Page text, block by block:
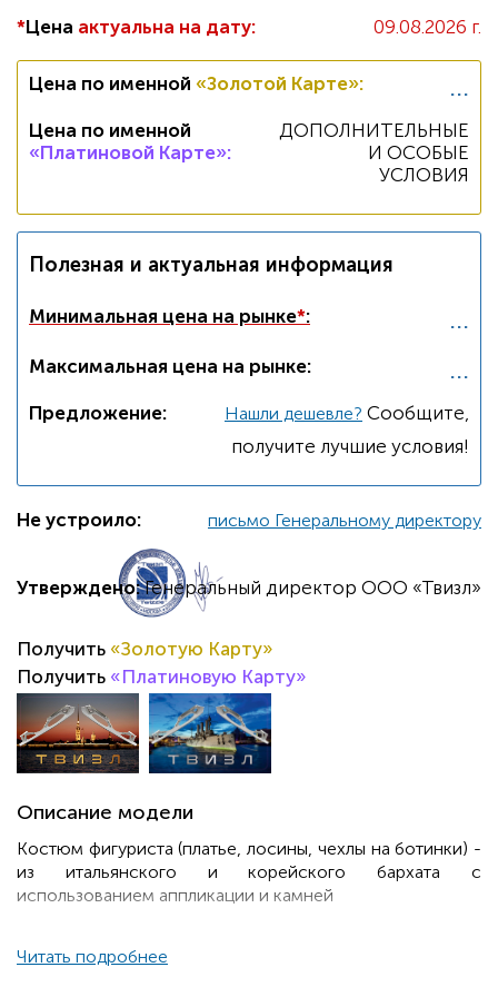
*Цена актуальна на дату: 09.08.2026 г.
Цена по именной «Золотой Карте»: ...
Цена по именной
«Платиновой Карте»:
ДОПОЛНИТЕЛЬНЫЕ
И ОСОБЫЕ
УСЛОВИЯ
Полезная и актуальная информация
Минимальная цена на рынке*: ...
Максимальная цена на рынке: ...
Предложение: Нашли дешевле? Cообщите,
получите лучшие условия!
Не устроило: письмо Генеральному директору
Утверждено: Генеральный директор ООО «Твизл»
Получить «Золотую Карту»
Получить «Платиновую Карту»
Описание модели
Костюм фигуриста (платье, лосины, чехлы на ботинки) -
из итальянского и корейского бархата с
использованием аппликации и камней
Читать подробнее